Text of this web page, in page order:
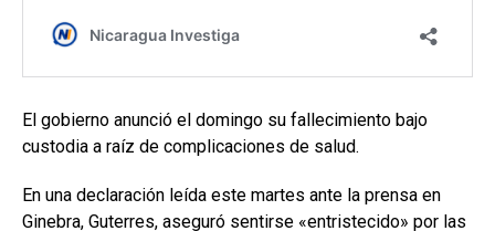
El gobierno anunció el domingo su fallecimiento bajo
custodia a raíz de complicaciones de salud.
En una declaración leída este martes ante la prensa en
Ginebra, Guterres, aseguró sentirse «entristecido» por las